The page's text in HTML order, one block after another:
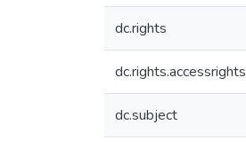
dc.rights
dc.rights.accessrights
dc.subject